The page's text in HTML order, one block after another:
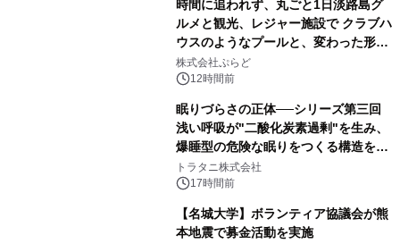
時間に追われず、丸ごと1日淡路島グ
ルメと観光、レジャー施設で クラブハ
ウスのようなプールと、変わった形の
サウナも 「THE BOXY AWAJI」のお
得な素泊まり連泊プランで
株式会社ぷらど
12時間前
眠りづらさの正体──シリーズ第三回
浅い呼吸が"二酸化炭素過剰"を生み、
爆睡型の危険な眠りをつくる構造を解
説
トラタニ株式会社
17時間前
【名城大学】ボランティア協議会が熊
本地震で募金活動を実施